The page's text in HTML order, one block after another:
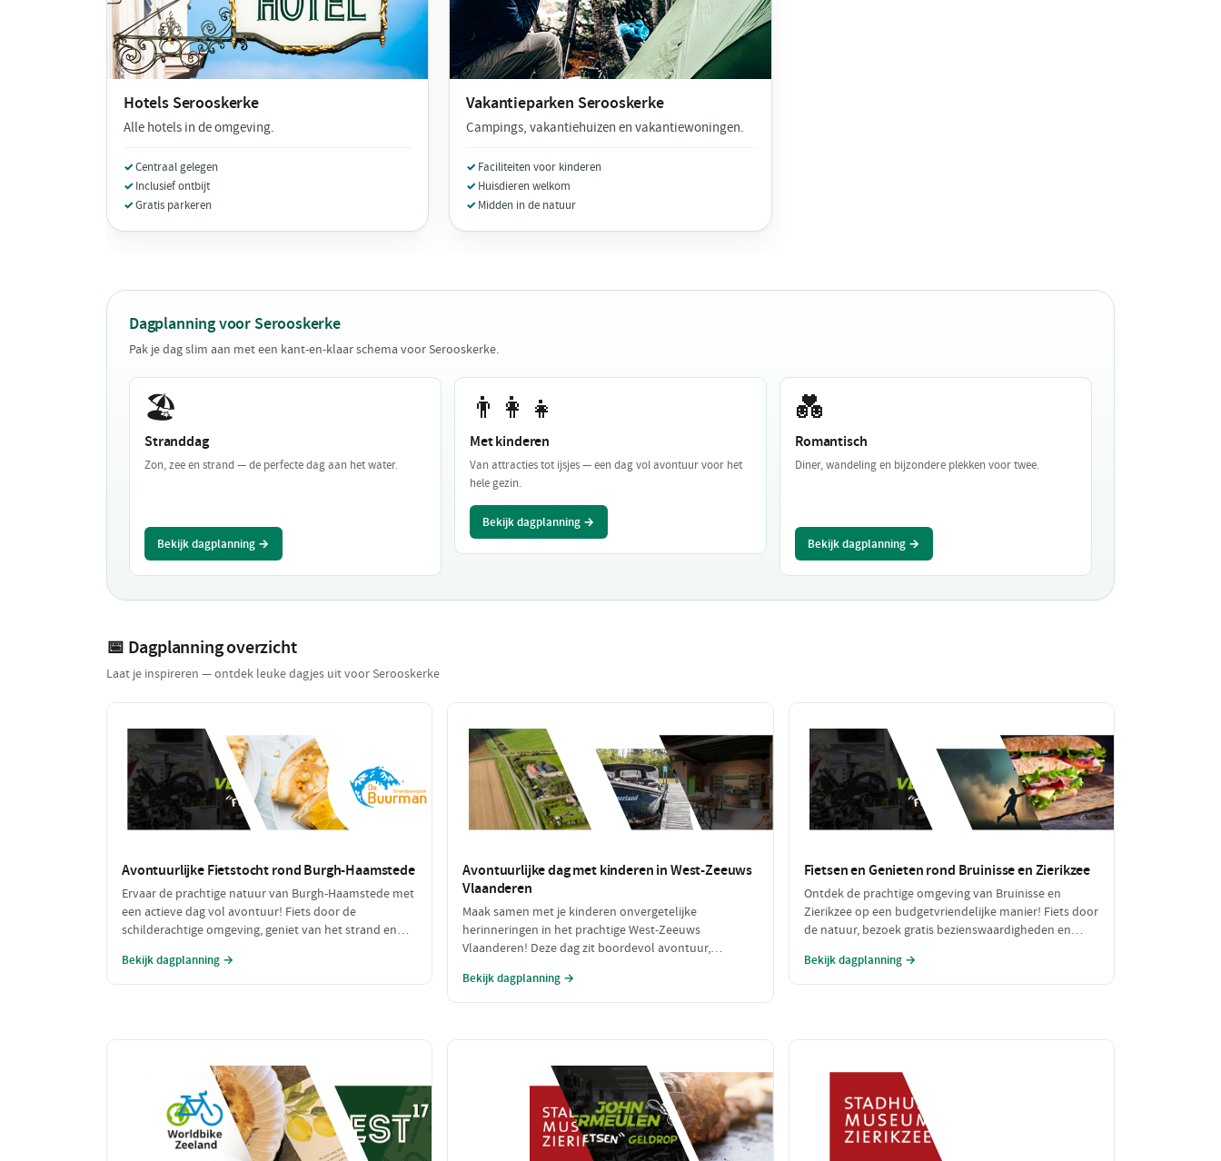
Hotels Serooskerke
Alle hotels in de omgeving.
Centraal gelegen
Inclusief ontbijt
Gratis parkeren
Vakantieparken Serooskerke
Campings, vakantiehuizen en vakantiewoningen.
Faciliteiten voor kinderen
Huisdieren welkom
Midden in de natuur
Dagplanning voor Serooskerke
Pak je dag slim aan met een kant-en-klaar schema voor Serooskerke.
🏖️
Stranddag
Zon, zee en strand — de perfecte dag aan het water.
Bekijk dagplanning →
👨‍👩‍👧
Met kinderen
Van attracties tot ijsjes — een dag vol avontuur voor het
hele gezin.
Bekijk dagplanning →
💑
Romantisch
Diner, wandeling en bijzondere plekken voor twee.
Bekijk dagplanning →
📅 Dagplanning overzicht
Laat je inspireren — ontdek leuke dagjes uit voor Serooskerke
Avontuurlijke Fietstocht rond Burgh-Haamstede
Ervaar de prachtige natuur van Burgh-Haamstede met
een actieve dag vol avontuur! Fiets door de
schilderachtige omgeving, geniet van het strand en
vol bewegen. Deze dag is perfect voor iedereen die van
Bekijk dagplanning →
Avontuurlijke dag met kinderen in West-Zeeuws
Vlaanderen
Maak samen met je kinderen onvergetelijke
herinneringen in het prachtige West-Zeeuws
Vlaanderen! Deze dag zit boordevol avontuur,
samen wil genieten. Van een spannende speurtocht
Bekijk dagplanning →
Fietsen en Genieten rond Bruinisse en Zierikzee
Ontdek de prachtige omgeving van Bruinisse en
Zierikzee op een budgetvriendelijke manier! Fiets door
de natuur, bezoek gratis bezienswaardigheden en
avontuur zonder de portemonnee te zwaar te
Bekijk dagplanning →